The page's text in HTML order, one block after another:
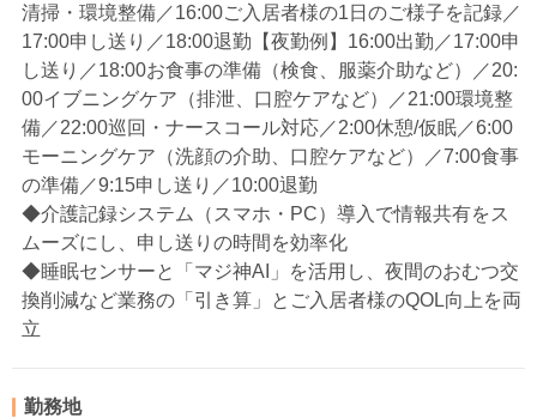
清掃・環境整備／16:00ご入居者様の1日のご様子を記録／
17:00申し送り／18:00退勤【夜勤例】16:00出勤／17:00申
し送り／18:00お食事の準備（検食、服薬介助など）／20:
00イブニングケア（排泄、口腔ケアなど）／21:00環境整
備／22:00巡回・ナースコール対応／2:00休憩/仮眠／6:00
モーニングケア（洗顔の介助、口腔ケアなど）／7:00食事
の準備／9:15申し送り／10:00退勤
◆介護記録システム（スマホ・PC）導入で情報共有をス
ムーズにし、申し送りの時間を効率化
◆睡眠センサーと「マジ神AI」を活用し、夜間のおむつ交
換削減など業務の「引き算」とご入居者様のQOL向上を両
立
勤務地